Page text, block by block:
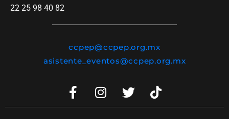
22 25 98 40 82
ccpep@ccpep.org.mx
asistente_eventos@ccpep.org.mx